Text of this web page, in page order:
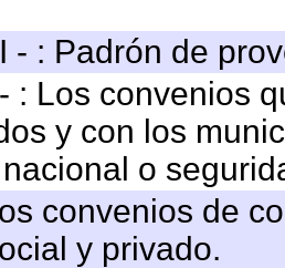
- : Padrón de
: Los convenios
y con los
o
convenios de
y privado.